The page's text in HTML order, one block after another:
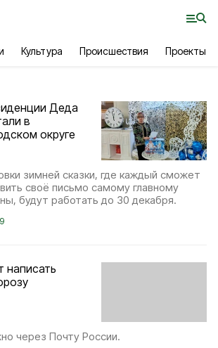
Культура Происшествия Проекты
Деда
в
округе
зимней сказки, где каждый сможет
своё письмо самому главному
будут работать до 30 декабря.
написать
через Почту России.